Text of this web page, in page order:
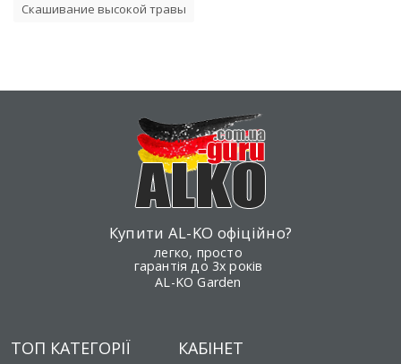
Скашивание высокой травы
Купити AL-KO офіційно?
легко, просто
гарантія до 3х років
AL-KO Garden
ТОП КАТЕГОРІЇ КАБІНЕТ